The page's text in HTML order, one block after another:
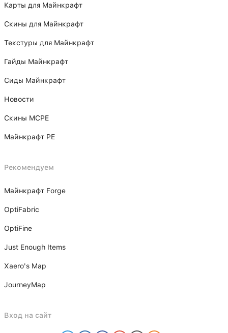
Карты для Майнкрафт
Скины для Майнкрафт
Текстуры для Майнкрафт
Гайды Майнкрафт
Сиды Майнкрафт
Новости
Скины MCPE
Майнкрафт PE
Рекомендуем
Майнкрафт Forge
OptiFabric
OptiFine
Just Enough Items
Xаero's Mаp
JourneyMap
Вход на сайт